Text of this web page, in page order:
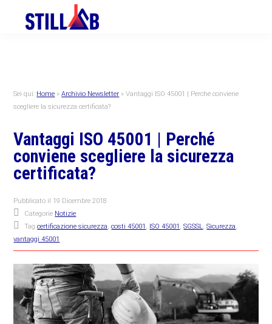
primary
primary
Sei qui: Home »Archivio Newsletter »Vantaggi ISO 45001 | Perché conviene
scegliere la sicurezza certificata?
Vantaggi ISO 45001 | Perché
conviene scegliere la sicurezza
certificata?
Pubblicato il 19 Dicembre 2018
Categorie Notizie
Tagcertificazione sicurezza,costi 45001 , ISO 45001 ,SGSSL,Sicurezza,
vantaggi 45001